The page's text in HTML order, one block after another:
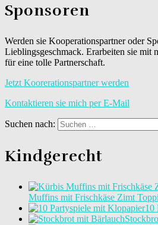
Sponsoren
Werden sie Kooperationspartner oder
Lieblingsgeschmack. Erarbeiten sie mit
für eine tolle Partnerschaft.
Jetzt Koorerationspartner werden
Kontaktieren sie mich per E-Mail
Suchen nach:
Kindgerecht
Muffins mit Frischkäse Zimt
10